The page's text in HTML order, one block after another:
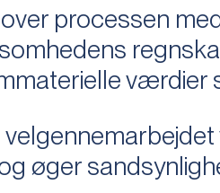
processen
øger